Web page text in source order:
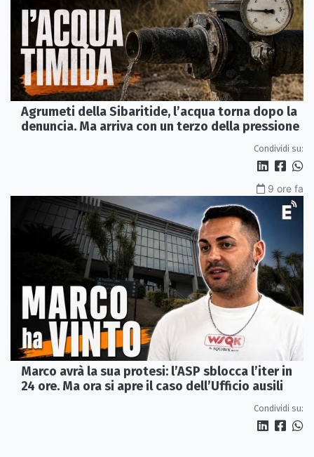
Agrumeti della Sibaritide, l’acqua torna dopo la
denuncia. Ma arriva con un terzo della pressione
Condividi su:
9 ore fa
Marco avrà la sua protesi: l’ASP sblocca l’iter in
24 ore. Ma ora si apre il caso dell’Ufficio ausili
Condividi su: